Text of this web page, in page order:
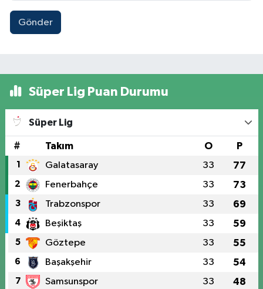
Gönder
Süper Lig Puan Durumu
Süper Lig
# Takım O P
1 Galatasaray 33 77
2 Fenerbahçe 33 73
3 Trabzonspor 33 69
4 Beşiktaş 33 59
5 Göztepe 33 55
6 Başakşehir 33 54
7 Samsunspor 33 48